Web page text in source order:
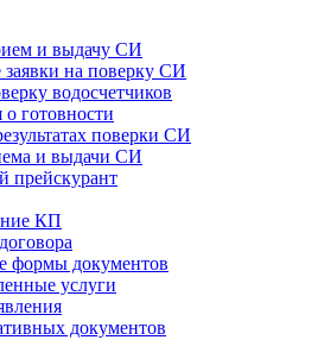
и выдачу СИ
на поверку СИ
водосчетчиков
готовности
поверки СИ
и выдачи СИ
прейскурант
КП
формы документов
услуги
документов